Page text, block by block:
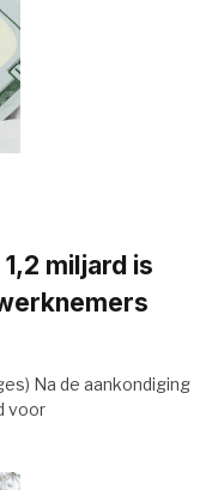
miljard is
Na de aankondiging
voor